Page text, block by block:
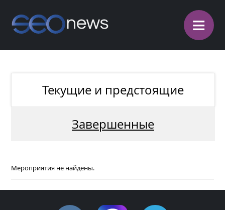
≡
Текущие и предстоящие
Завершенные
Мероприятия не найдены.